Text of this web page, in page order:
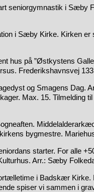
seniorgymnastik i Sæby
i Sæby Kirke. Kirken er
hus på ”Østkystens
Frederikshavnsvej 133
og Smagens Dag.
Max. 15. Tilmelding
bygmestre.
starter. For alle
Arr.: Sæby
i Badskær Kirke.
spiser vi sammen i